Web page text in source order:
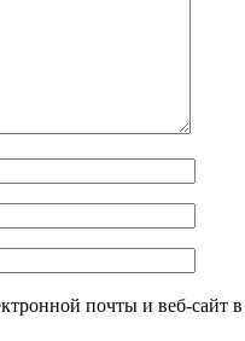
почты и веб-сайт